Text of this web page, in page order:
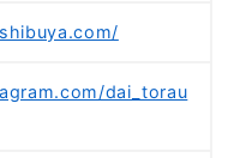
dai_torau